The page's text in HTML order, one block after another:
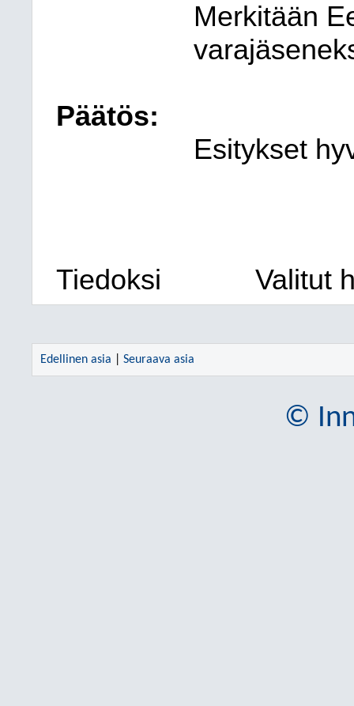
Merkitään
Päätös:
Esitykset
Tiedoksi Valitut
Edellinen asia Seuraava asia
©